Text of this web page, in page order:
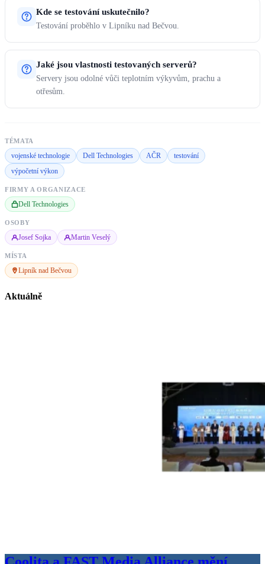
Kde se testování uskutečnilo?
Testování proběhlo v Lipníku nad Bečvou.
Jaké jsou vlastnosti testovaných serverů?
Servery jsou odolné vůči teplotním výkyvům, prachu a
otřesům.
TÉMATA
vojenské technologie Dell Technologies AČR
testování
výpočetní výkon
FIRMY A ORGANIZACE
Dell Technologies
OSOBY
Josef Sojka Martin Veselý
MÍSTA
Lipník nad Bečvou
Aktuálně